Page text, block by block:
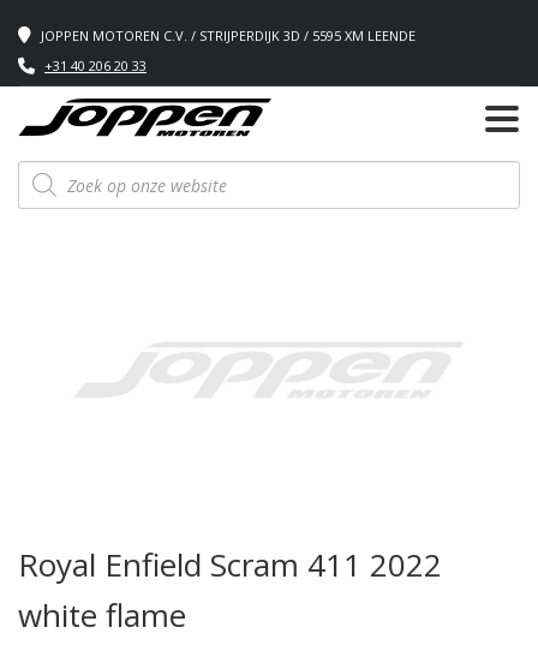
JOPPEN MOTOREN C.V. / STRIJPERDIJK 3D / 5595 XM LEENDE
+31 40 206 20 33
Producten
zoeken
Royal Enfield Scram 411 2022
white flame